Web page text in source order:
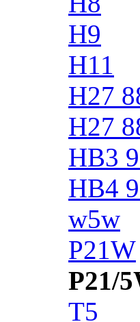
H9
H11
H27
H27
HB3
HB4
w5w
P21W
P21/
T5